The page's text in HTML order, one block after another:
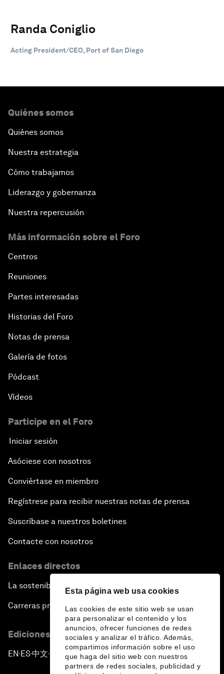
Esta página web usa cookies
Las cookies de este sitio web se usan
para personalizar el contenido y los
anuncios, ofrecer funciones de redes
sociales y analizar el tráfico. Además,
compartimos información sobre el uso
que haga del sitio web con nuestros
partners de redes sociales, publicidad y
Randa Coniglio
Acting President/CEO, Port of San Diego
Quiénes somos
Quiénes somos
Nuestra estrategia
Cómo trabajamos
Liderazgo y gobernanza
Nuestra repercusión
Más información sobre el Foro
Centros
Reuniones
Partes interesadas
Historias del Foro
Notas de prensa
Galería de fotos
Pódcast
Vídeos
Participe en el Foro
Iniciar sesión
Asóciese con nosotros
Conviértase en miembro
Regístrese para recibir nuestras notas de prensa
Suscríbase a nuestros boletines
Contacte con nosotros
Enlaces directos
La sostenibilidad en el Foro
Carreras profesionales
Ediciones en otros idiomas
EN ▪ES▪中文▪ 日本語